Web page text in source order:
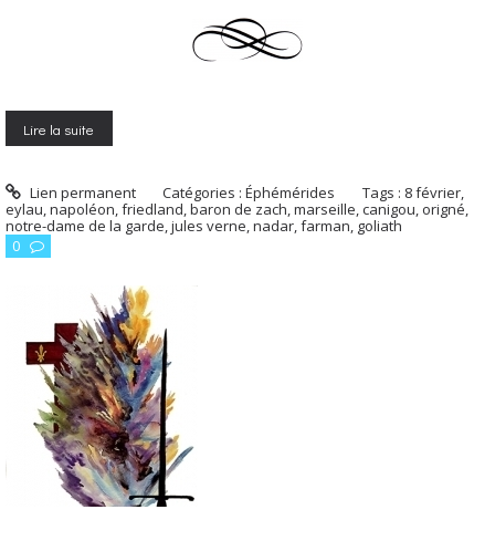
Lire la suite
Lien permanent Catégories :Éphémérides Tags : 8 février,
eylau,napoléon,friedland,baron de zach,marseille,canigou, origné,
notre-dame de la garde,jules verne,nadar,farman, goliath
0